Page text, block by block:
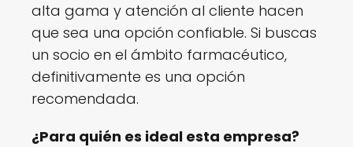
alta gama y atención al cliente hacen
que sea una opción confiable. Si buscas
un socio en el ámbito farmacéutico,
definitivamente es una opción
recomendada.
¿Para quién es ideal esta empresa?